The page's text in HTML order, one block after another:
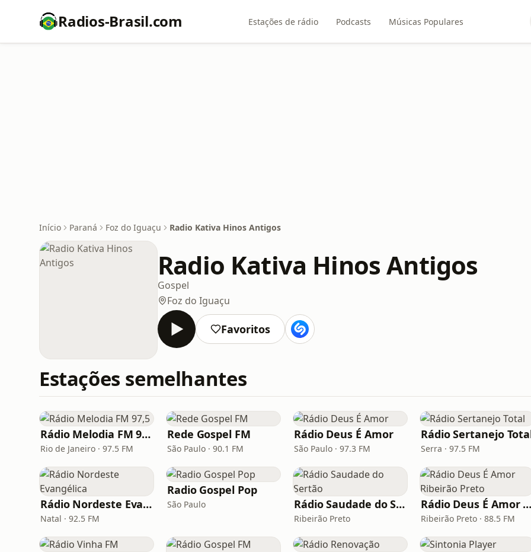
Radios-Brasil.com Estações de rádio Podcasts Músicas Populares
Início Paraná Foz do Iguaçu Radio Kativa Hinos Antigos
Radio Kativa Hinos Antigos
Gospel
Foz do Iguaçu
Favoritos
Estações semelhantes
Rádio Melodia FM 97,5
Rio de Janeiro · 97.5 FM
Rede Gospel FM
São Paulo · 90.1 FM
Rádio Deus É Amor
São Paulo · 97.3 FM
Rádio Sertanejo
Serra · 97.5 FM
Rádio Nordeste Evangélica
Natal · 92.5 FM
Radio Gospel Pop
São Paulo Rádio Saudade do Sertão
Ribeirão Preto
Rádio Deus É Amor Ribeirão Preto
Ribeirão Preto · 88.5 FM